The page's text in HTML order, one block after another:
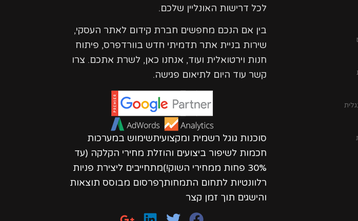
לכל דרישות האונליין שלכם.
בין אם הנכם מחפשים חברת קידום לאתר העסקי,
שירות בניית אתר תדמיתי חדש בוורדפרס, פיתוח
חנות וירטואלית ועוד, אנחנו כאן, לשרת אתכם. צרו
קשר עוד היום לתיאום פגישה.
סוכנות גוגל רשמית ומקצועיתשימוש במערכות
חכמות לשיפור ביצועים והוזלת מחירי הקלקה (עד
30% פחות ממחירי השוק!)מתחייבים ליצירת פניות
רלוונטיות לתחום התמחותךפרסום מבוסס תוצאות
והישגים תוך זמן קצר